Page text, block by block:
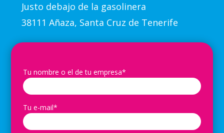
Justo debajo de la gasolinera
38111 Añaza, Santa Cruz de Tenerife
Tu nombre o el de tu empresa*
Tu e-mail*